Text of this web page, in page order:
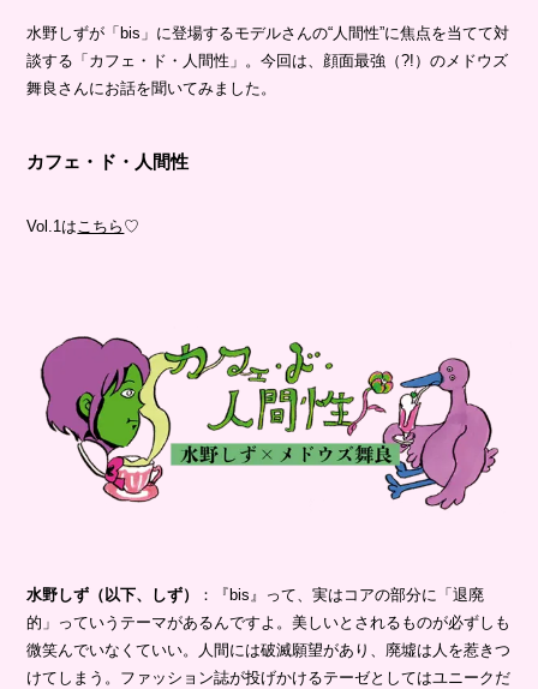
水野しずが「bis」に登場するモデルさんの“人間性”に焦点を当てて対
談する「カフェ・ド・人間性」。今回は、顔面最強（?!）のメドウズ
舞良さんにお話を聞いてみました。
カフェ・ド・人間性
Vol.1はこちら ♡
水野しず（以下、しず）
：『bis』って、実はコアの部分に「退廃
的」っていうテーマがあるんですよ。美しいとされるものが必ずしも
微笑んでいなくていい。人間には破滅願望があり、廃墟は人を惹きつ
けてしまう。ファッション誌が投げかけるテーゼとしてはユニークだ